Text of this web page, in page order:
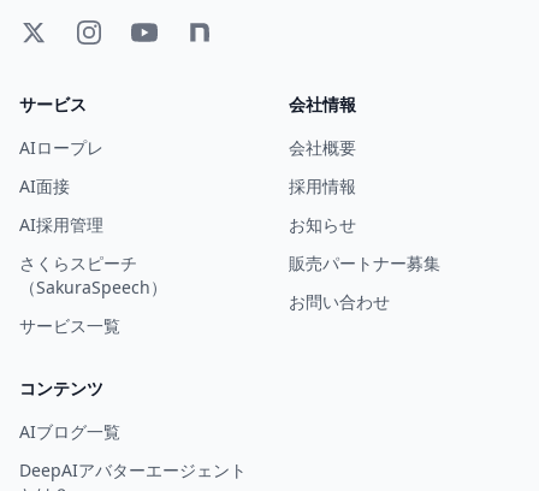
サービス
AIロープレ
AI面接
AI採用管理
さくらスピーチ
（SakuraSpeech）
サービス一覧
会社情報
会社概要
採用情報
お知らせ
販売パートナー募集
お問い合わせ
コンテンツ
AIブログ一覧
DeepAIアバターエージェント